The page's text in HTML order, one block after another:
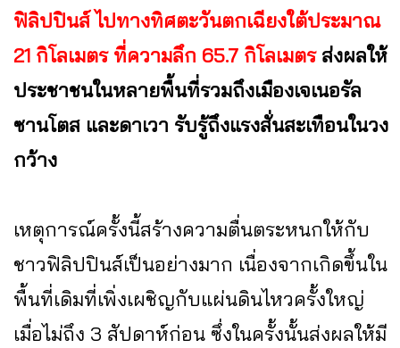
ฟิลิปปินส์ ไปทางทิศตะวันตกเฉียงใต้ประมาณ
21 กิโลเมตร ที่ความลึก 65.7 กิโลเมตร ส่งผลให้
ประชาชนในหลายพื้นที่รวมถึงเมืองเจเนอรัล
ซานโตส และดาเวา รับรู้ถึงแรงสั่นสะเทือนในวง
กว้าง
เหตุการณ์ครั้งนี้สร้างความตื่นตระหนกให้กับ
ชาวฟิลิปปินส์เป็นอย่างมาก เนื่องจากเกิดขึ้นใน
พื้นที่เดิมที่เพิ่งเผชิญกับแผ่นดินไหวครั้งใหญ่
เมื่อไม่ถึง 3 สัปดาห์ก่อน ซึ่งในครั้งนั้นส่งผลให้มี